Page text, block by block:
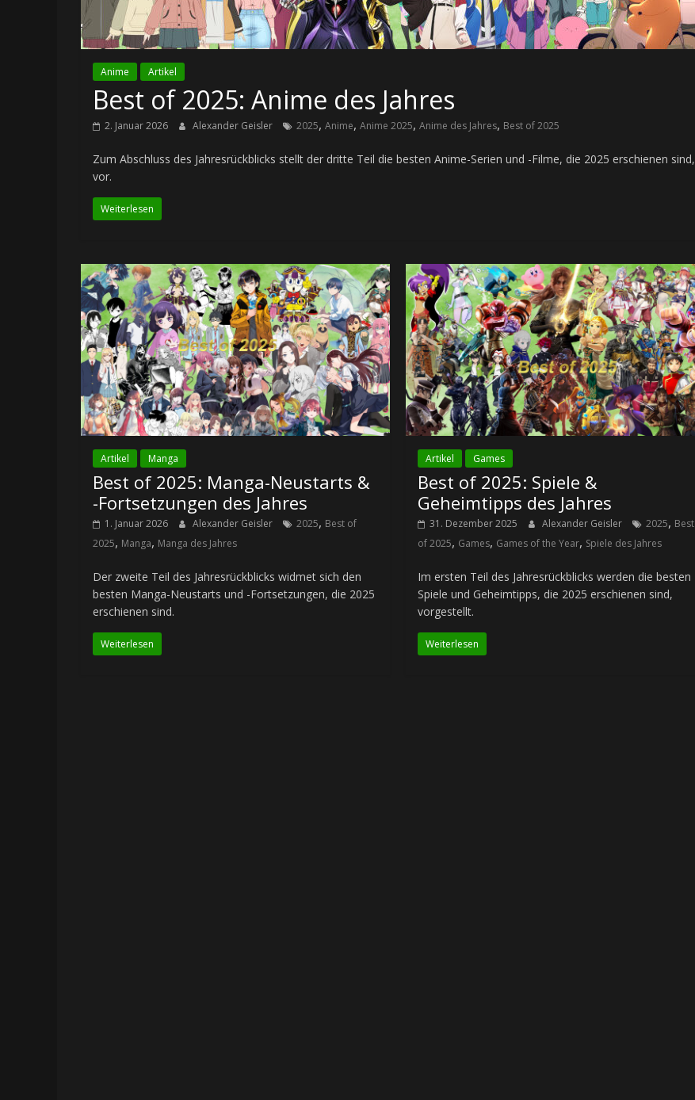
Anime Artikel
Best of 2025: Anime des Jahres
2. Januar 2026 Alexander Geisler 2025, Anime, Anime 2025, Anime des Jahres, Best of 2025
Zum Abschluss des Jahresrückblicks stellt der dritte Teil die besten Anime-Serien und -Filme, die 2025 erschienen sind,
vor.
Weiterlesen
Artikel Manga
Best of 2025: Manga-Neustarts &
-Fortsetzungen des Jahres
1. Januar 2026 Alexander Geisler 2025, Best of
2025, Manga, Manga des Jahres
Der zweite Teil des Jahresrückblicks widmet sich den
besten Manga-Neustarts und -Fortsetzungen, die 2025
erschienen sind.
Weiterlesen
Artikel Games
Best of 2025: Spiele &
Geheimtipps des Jahres
31. Dezember 2025 Alexander Geisler 2025, Best
of 2025, Games, Games of the Year, Spiele des Jahres
Im ersten Teil des Jahresrückblicks werden die besten
Spiele und Geheimtipps, die 2025 erschienen sind,
vorgestellt.
Weiterlesen